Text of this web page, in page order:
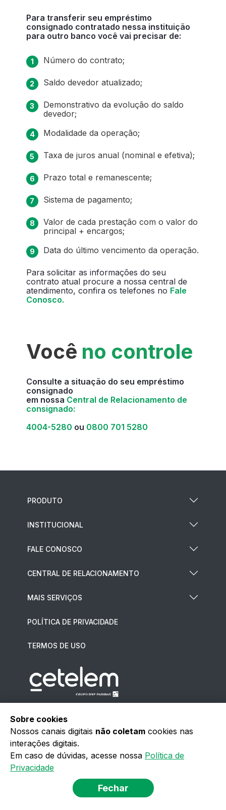
Para transferir seu empréstimo
consignado contratado nessa instituição
para outro banco você vai precisar de:
Número do contrato;
Saldo devedor atualizado;
Demonstrativo da evolução do saldo
devedor;
Modalidade da operação;
Taxa de juros anual (nominal e efetiva);
Prazo total e remanescente;
Sistema de pagamento;
Valor de cada prestação com o valor do
principal + encargos;
Data do último vencimento da operação.
Para solicitar as informações do seu
contrato atual procure a nossa central de
atendimento, confira os telefones no Fale
Conosco.
Você no controle
Consulte a situação do seu empréstimo
consignado
em nossa Central de Relacionamento de
consignado:
4004-5280 ou 0800 701 5280
PRODUTO
INSTITUCIONAL
FALE CONOSCO
CENTRAL DE RELACIONAMENTO
MAIS SERVIÇOS
POLÍTICA DE PRIVACIDADE
TERMOS DE USO
BAIXE O NOSSO APP
Sobre cookies
Nossos canais digitais não coletam cookies nas
interações digitais.
Em caso de dúvidas, acesse nossa Política de
Privacidade
Fechar